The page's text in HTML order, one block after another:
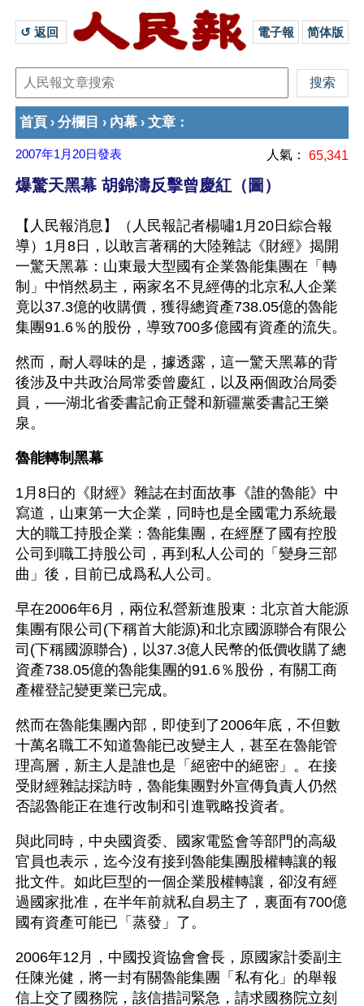
↺ 返回 電子報 简体版
首頁 › 分欄目 › 內幕 › 文章 ：
2007年1月20日發表 人氣： 65,341
爆驚天黑幕 胡錦濤反擊曾慶紅（圖）
【人民報消息】（人民報記者楊嘯1月20日綜合報
導）1月8日，以敢言著稱的大陸雜誌《財經》揭開
一驚天黑幕：山東最大型國有企業魯能集團在「轉
制」中悄然易主，兩家名不見經傳的北京私人企業
竟以37.3億的收購價，獲得總資產738.05億的魯能
集團91.6％的股份，導致700多億國有資產的流失。
然而，耐人尋味的是，據透露，這一驚天黑幕的背
後涉及中共政治局常委曾慶紅，以及兩個政治局委
員，──湖北省委書記俞正聲和新疆黨委書記王樂
泉。
魯能轉制黑幕
1月8日的《財經》雜誌在封面故事《誰的魯能》中
寫道，山東第一大企業，同時也是全國電力系統最
大的職工持股企業：魯能集團，在經歷了國有控股
公司到職工持股公司，再到私人公司的「變身三部
曲」後，目前已成爲私人公司。
早在2006年6月，兩位私營新進股東：北京首大能源
集團有限公司(下稱首大能源)和北京國源聯合有限公
司(下稱國源聯合)，以37.3億人民幣的低價收購了總
資產738.05億的魯能集團的91.6％股份，有關工商
產權登記變更業已完成。
然而在魯能集團內部，即使到了2006年底，不但數
十萬名職工不知道魯能已改變主人，甚至在魯能管
理高層，新主人是誰也是「絕密中的絕密」。在接
受財經雜誌採訪時，魯能集團對外宣傳負責人仍然
否認魯能正在進行改制和引進戰略投資者。
與此同時，中央國資委、國家電監會等部門的高級
官員也表示，迄今沒有接到魯能集團股權轉讓的報
批文件。如此巨型的一個企業股權轉讓，卻沒有經
過國家批准，在半年前就私自易主了，裏面有700億
國有資產可能已「蒸發」了。
2006年12月，中國投資協會會長，原國家計委副主
任陳光健，將一封有關魯能集團「私有化」的舉報
信上交了國務院，該信措詞緊急，請求國務院立刻